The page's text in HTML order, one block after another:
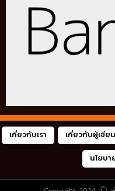
เกี่ยวกับเรา เกี่ยวกับผู้เขียน
นโยบ